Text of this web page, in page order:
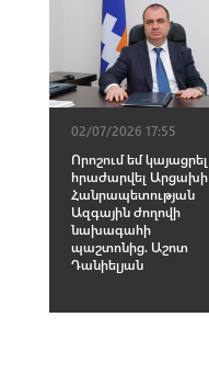
02/07/2026 17:55
Որոշում եմ կայացրել
հրաժարվել Արցախի
Հանրապետության
Ազգային ժողովի
նախագահի
պաշտոնից. Աշոտ
Դանիելյան